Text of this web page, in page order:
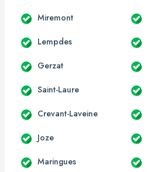
Miremont
Lempdes
Gerzat
Saint-Laure
Crevant-Laveine
Joze
Maringues